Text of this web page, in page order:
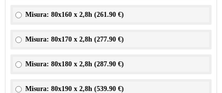
Misura: 80x160 x 2,8h (261.90 €)
Misura: 80x170 x 2,8h (277.90 €)
Misura: 80x180 x 2,8h (287.90 €)
Misura: 80x190 x 2,8h (539.90 €)